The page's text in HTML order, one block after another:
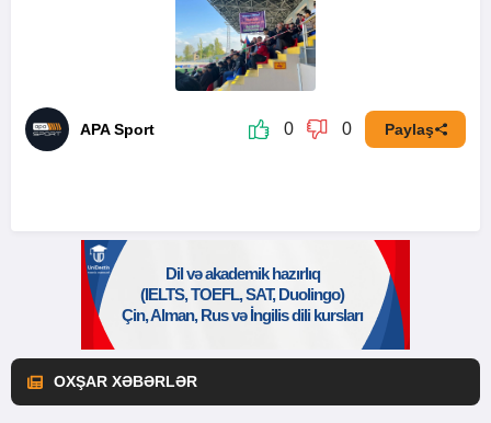
APA Sport 0 0 Paylaş
OXŞAR XƏBƏRLƏR